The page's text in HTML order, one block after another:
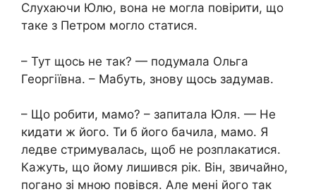
Слухаючи Юлю, вона не могла повірити, що
таке з Петром могло статися.
– Тут щось не так? — подумала Ольга
Георгіївна. – Мабуть, знову щось задумав.
– Що робити, мамо? – запитала Юля. — Не
кидати ж його. Ти б його бачила, мамо. Я
ледве стримувалась, щоб не розплакатися.
Кажуть, що йому лишився рік. Він, звичайно,
погано зі мною повівся. Але мені його так